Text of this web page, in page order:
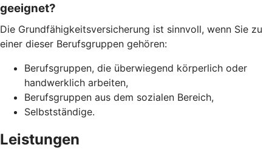
geeignet?
Die Grundfähigkeitsversicherung ist sinnvoll, wenn Sie zu
einer dieser Berufsgruppen gehören:
Berufsgruppen, die überwiegend körperlich oder
handwerklich arbeiten,
Berufsgruppen aus dem sozialen Bereich,
Selbstständige.
Leistungen